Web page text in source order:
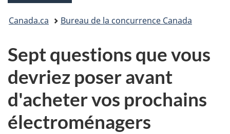
Vous
ici :
Canada.ca Bureau de la concurrence Canada
Sept questions que vous
devriez poser avant
d'acheter vos prochains
électroménagers